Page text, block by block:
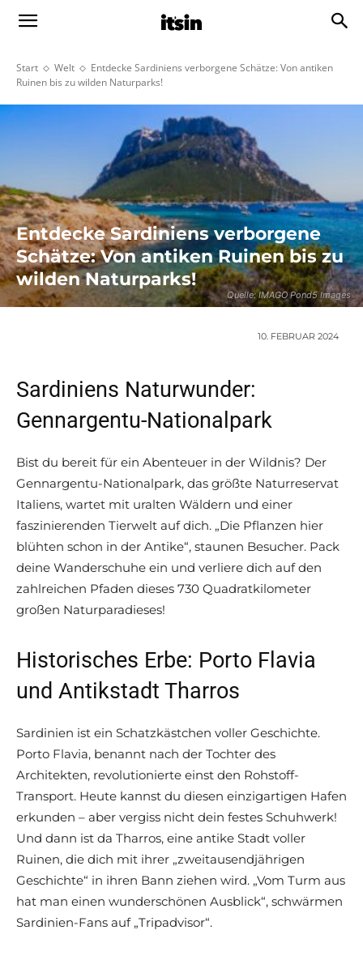
Start Welt
Entdecke Sardiniens verborgene Schätze: Von antiken
Ruinen bis zu wilden Naturparks!
Quelle: IMAGO Pond5 Images
Entdecke Sardiniens verborgene
Schätze: Von antiken Ruinen bis zu
wilden Naturparks!
10. FEBRUAR 2024
Sardiniens Naturwunder:
Gennargentu-Nationalpark
Bist du bereit für ein Abenteuer in der Wildnis? Der
Gennargentu-Nationalpark, das größte Naturreservat
Italiens, wartet mit uralten Wäldern und einer
faszinierenden Tierwelt auf dich. „Die Pflanzen hier
blühten schon in der Antike“, staunen Besucher. Pack
deine Wanderschuhe ein und verliere dich auf den
zahlreichen Pfaden dieses 730 Quadratkilometer
großen Naturparadieses!
Historisches Erbe: Porto Flavia
und Antikstadt Tharros
Sardinien ist ein Schatzkästchen voller Geschichte.
Porto Flavia, benannt nach der Tochter des
Architekten, revolutionierte einst den Rohstoff-
Transport. Heute kannst du diesen einzigartigen Hafen
erkunden – aber vergiss nicht dein festes Schuhwerk!
Und dann ist da Tharros, eine antike Stadt voller
Ruinen, die dich mit ihrer „zweitausendjährigen
Geschichte“ in ihren Bann ziehen wird. „Vom Turm aus
hat man einen wunderschönen Ausblick“, schwärmen
Sardinien-Fans auf „Tripadvisor“.